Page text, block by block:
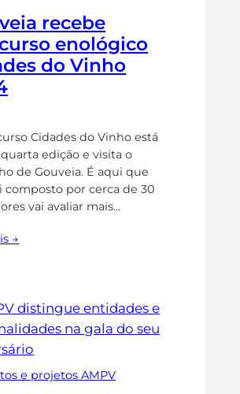
recebe
enológico
do Vinho
Cidades do Vinho está
edição e visita o
de Gouveia. É aqui que
composto por cerca de 30
vai avaliar mais…
→
e projetos AMPV